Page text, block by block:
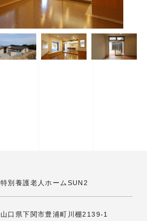
特別養護老人ホームSUN2
山口県下関市豊浦町川棚2139-1